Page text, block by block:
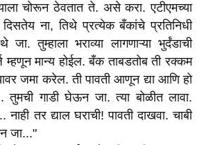
चोरून ठेवतात ते. असे करा. एटीएमच्या
ना, तिथे प्रत्येक बँकांचे प्रतिनिधी
तुम्हाला भराव्या लागणाऱ्या भुर्दंडाची
म्हणून मान्य होईल. बँक ताबडतोब ती रक्कम
जमा करेल. ती पावती आणून द्या आणि हो
तुमची गाडी घेऊन जा. त्या बोळीत लावा.
नाही तर द्याल घराची! पावती दाखवा. चाबी
जा..."